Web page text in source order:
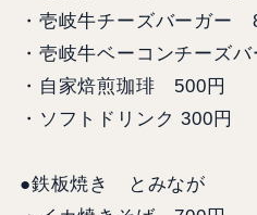
・壱岐牛チーズバーガー
・壱岐牛ベーコンチー
・自家焙煎珈琲 500円
・ソフトドリンク 300円
●鉄板焼き とみなが